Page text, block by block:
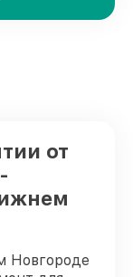
от
Новгороде